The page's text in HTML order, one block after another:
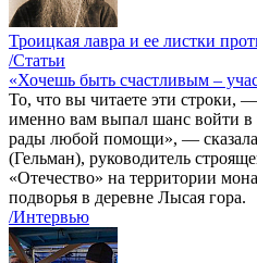
Троицкая лавра и ее листки
/Статьи
«Хочешь быть счастливым –
То, что вы читаете эти строки,
именно вам выпал шанс войти
рады любой помощи», —
(Гельман), руководитель
«Отечество» на территории
подворья в деревне Лысая гора.
/Интервью